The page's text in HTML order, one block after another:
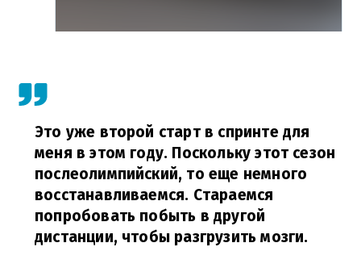
Это уже второй старт в спринте для
меня в этом году. Поскольку этот сезон
послеолимпийский, то еще немного
восстанавливаемся. Стараемся
попробовать побыть в другой
дистанции, чтобы разгрузить мозги.